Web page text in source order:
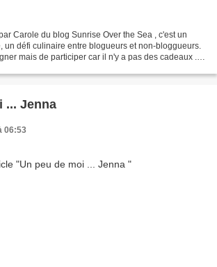
Carole du blog Sunrise Over the Sea , c'est un
un défi culinaire entre blogueurs et non-bloggueurs.
mais de participer car il n'y a pas des cadeaux ...
... Jenna
06:53